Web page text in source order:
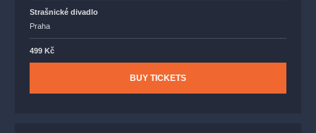
Strašnické divadlo
Praha
499 Kč
BUY TICKETS